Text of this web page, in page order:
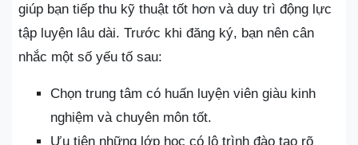
giúp bạn tiếp thu kỹ thuật tốt hơn và duy trì động lực
tập luyện lâu dài. Trước khi đăng ký, bạn nên cân
nhắc một số yếu tố sau:
Chọn trung tâm có huấn luyện viên giàu kinh
nghiệm và chuyên môn tốt.
Ưu tiên những lớp học có lộ trình đào tạo rõ